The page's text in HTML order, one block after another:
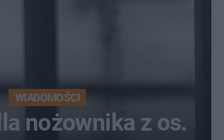
WIADOMOŚCI
nożownika z os.